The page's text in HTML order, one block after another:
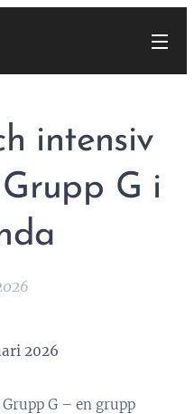
intensiv
G i
2026
G – en grupp